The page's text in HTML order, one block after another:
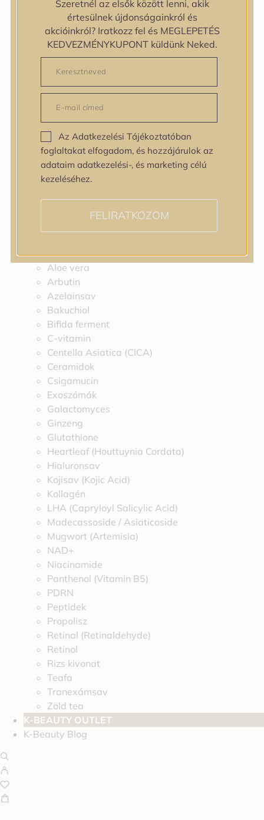
Egyenetlen bőrtextúra
Egyenetlen tónus
Érett bőr
Érzékeny bőr
Fakóság
Feszességvesztés
Pigmentfoltok
Problémás bőr
Ráncok
Sérült barrier
Tág pórusok
Speciális bőrápolás
Tini bőrápolás
Várandósság alatt is
Allantoin
Aloe vera
Arbutin
Azelainsav
Bakuchiol
Bifida ferment
C-vitamin
Centella Asiatica (CICA)
Ceramidok
Csigamucin
Exoszómák
Galactomyces
Ginzeng
Glutathione
Heartleaf (Houttuynia Cordata)
Hialuronsav
Kojisav (Kojic Acid)
Kollagén
LHA (Capryloyl Salicylic Acid)
Madecassoside / Asiaticoside
Mugwort (Artemisia)
NAD+
Niacinamide
Panthenol (Vitamin B5)
PDRN
Peptidek
Propolisz
Retinal (Retinaldehyde)
Retinol
Rizs kivonat
Teafa
Tranexámsav
Zöld tea
K-BEAUTY OUTLET
K-Beauty Blog
Szeretnél az elsők között lenni, akik
értesülnek újdonságainkról és
akcióinkról? Iratkozz fel és MEGLEPETÉS
KEDVEZMÉNYKUPONT küldünk Neked.
Az Adatkezelési Tájékoztatóban
foglaltakat elfogadom, és hozzájárulok az
adataim adatkezelési-, és marketing célú
kezeléséhez.
FELIRATKOZOM